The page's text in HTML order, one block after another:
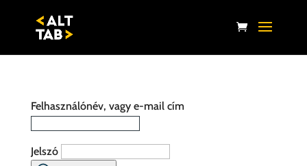
Felhasználónév, vagy e-mail cím
Jelszó